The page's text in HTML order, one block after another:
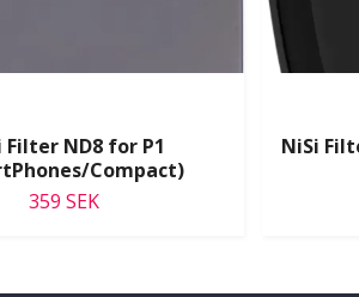
Filter ND8 for P1
Compact)
359 SEK
NiSi